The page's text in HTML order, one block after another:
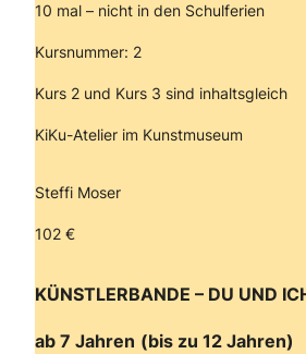
10 mal – nicht in den Schulferien
Kursnummer: 2
Kurs 2 und Kurs 3 sind inhaltsgleich
KiKu-Atelier im Kunstmuseum
Steffi Moser
102 €
KÜNSTLERBANDE – DU UND
ab 7 Jahren (bis zu 12 Jahren)